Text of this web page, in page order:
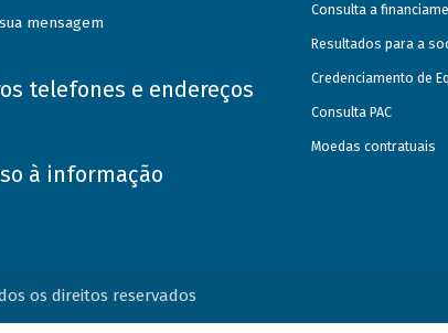
mensagem
telefones e endereços
à informação
Consulta a
Resultados para a
Credenciamento de
Consulta PAC
Moedas contratuais
os direitos reservados